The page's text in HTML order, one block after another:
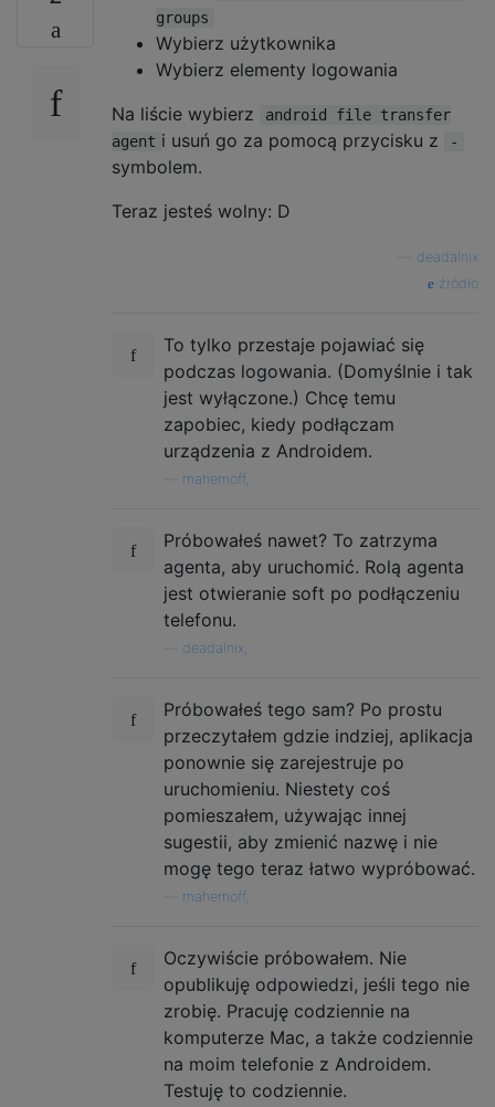
groups
Wybierz użytkownika
Wybierz elementy logowania
Na liście wybierz
android file transfer
agent i usuń go za pomocą przycisku z -
symbolem.
Teraz jesteś wolny: D
deadalnix
źródło
To tylko przestaje pojawiać się
podczas logowania. (Domyślnie i tak
jest wyłączone.) Chcę temu
zapobiec, kiedy podłączam
urządzenia z Androidem.
mahemoff,
Próbowałeś nawet? To zatrzyma
agenta, aby uruchomić. Rolą agenta
jest otwieranie soft po podłączeniu
telefonu.
deadalnix,
Próbowałeś tego sam? Po prostu
przeczytałem gdzie indziej, aplikacja
ponownie się zarejestruje po
uruchomieniu. Niestety coś
pomieszałem, używając innej
sugestii, aby zmienić nazwę i nie
mogę tego teraz łatwo wypróbować.
mahemoff,
Oczywiście próbowałem. Nie
opublikuję odpowiedzi, jeśli tego nie
zrobię. Pracuję codziennie na
komputerze Mac, a także codziennie
na moim telefonie z Androidem.
Testuję to codziennie.